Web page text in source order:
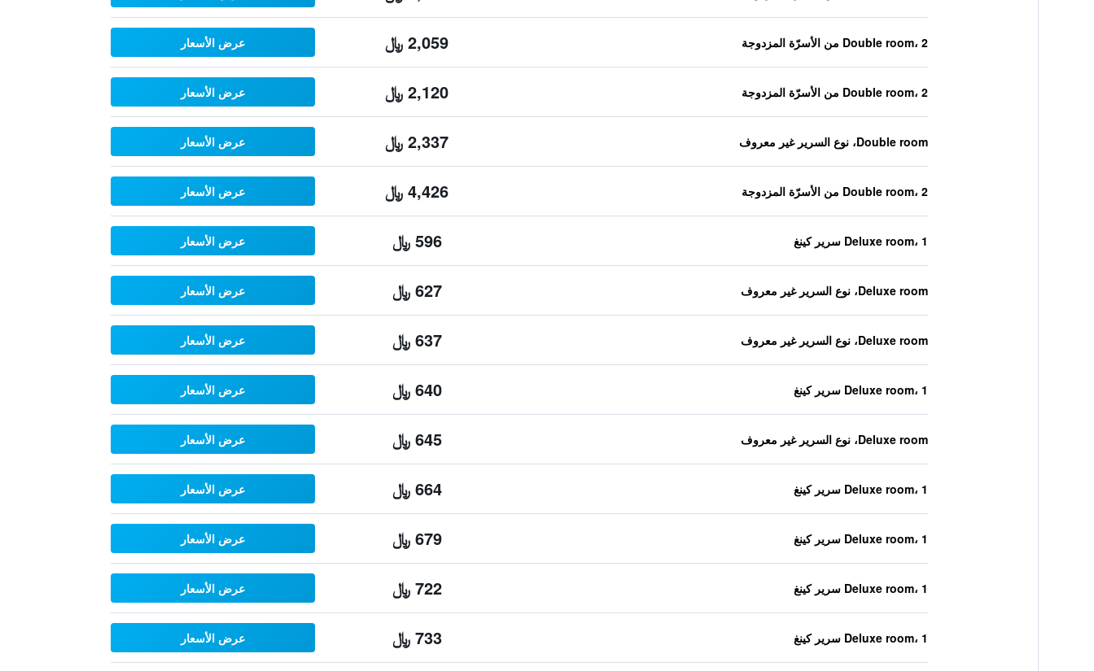
Double room، 2 من الأسرّة المزدوجة 2,059 ﷼ عرض الأسعار
Double room، 2 من الأسرّة المزدوجة 2,120 ﷼ عرض الأسعار
Double room، نوع السرير غير معروف 2,337 ﷼ عرض الأسعار
Double room، 2 من الأسرّة المزدوجة 4,426 ﷼ عرض الأسعار
Deluxe room، 1 سرير كينغ 596 ﷼ عرض الأسعار
Deluxe room، نوع السرير غير معروف 627 ﷼ عرض الأسعار
Deluxe room، نوع السرير غير معروف 637 ﷼ عرض الأسعار
Deluxe room، 1 سرير كينغ 640 ﷼ عرض الأسعار
Deluxe room، نوع السرير غير معروف 645 ﷼ عرض الأسعار
Deluxe room، 1 سرير كينغ 664 ﷼ عرض الأسعار
Deluxe room، 1 سرير كينغ 679 ﷼ عرض الأسعار
Deluxe room، 1 سرير كينغ 722 ﷼ عرض الأسعار
Deluxe room، 1 سرير كينغ 733 ﷼ عرض الأسعار